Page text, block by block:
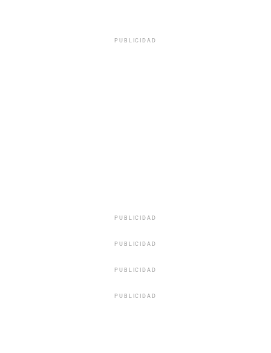
PUBLICIDAD
PUBLICIDAD
PUBLICIDAD
PUBLICIDAD
PUBLICIDAD